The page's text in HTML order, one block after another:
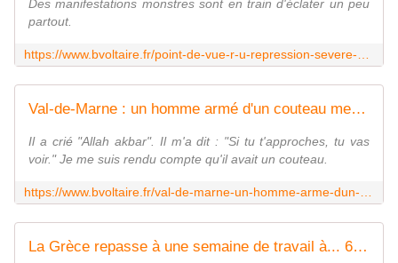
Des manifestations monstres sont en train d'éclater un peu
partout.
Val-de-Marne : un homme armé d'un couteau menace un agent et des policiers - Boulevard Voltaire
Il a crié "Allah akbar". Il m'a dit : "Si tu t'approches, tu vas
voir." Je me suis rendu compte qu'il avait un couteau.
La Grèce repasse à une semaine de travail à... 6 jours et voilà les leçons que nous devrions en méditer